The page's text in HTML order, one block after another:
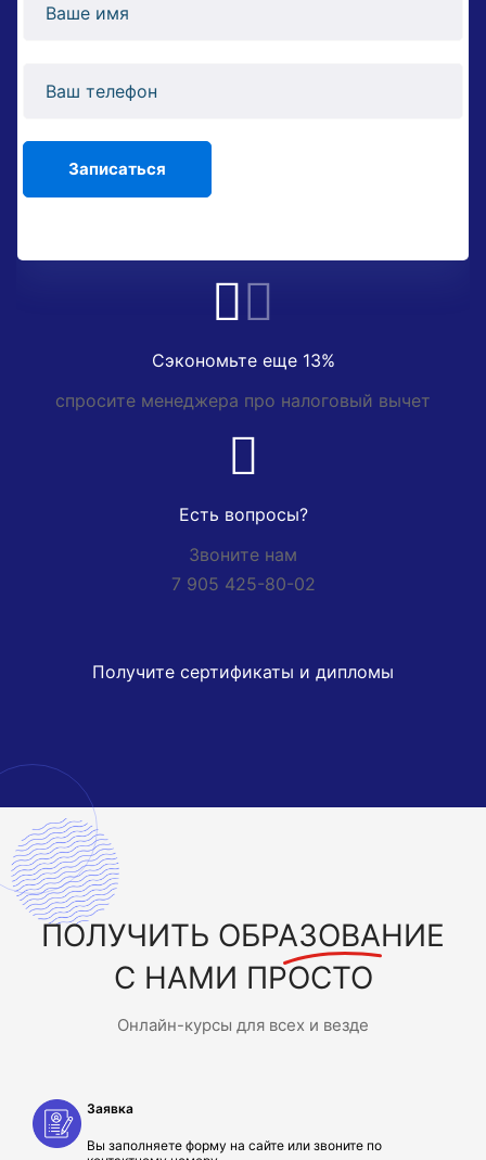
Сэкономьте еще 13%
спросите менеджера про налоговый вычет
Есть вопросы?
Звоните нам
7 905 425-80-02
Получите сертификаты и дипломы
ПОЛУЧИТЬ ОБРАЗОВАНИЕ
С НАМИ ПРОСТО
Онлайн-курсы для всех и везде
Заявка
Вы заполняете форму на сайте или звоните по